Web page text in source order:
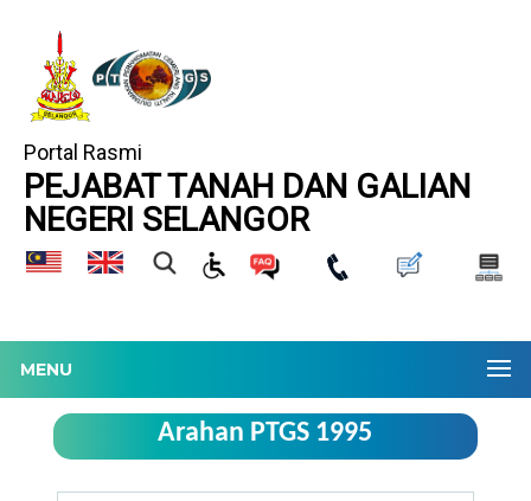
Portal Rasmi
PEJABAT TANAH DAN GALIAN
NEGERI SELANGOR
MENU
Arahan PTGS 1995